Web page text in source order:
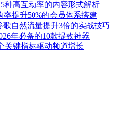
种高互动率的内容形式解析
提升50%的会员体系搭建
歌自然流量提升3倍的实战技巧
年必备的10款提效神器
关键指标驱动频道增长